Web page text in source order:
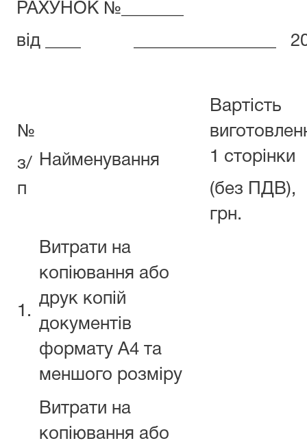
РАХУНОК №_______
від ____ ________________ 20
№
з/
п
Найменування
Вартість
1 сторінки
(без ПДВ),
грн.
1.
Витрати на
копіювання або
друк копій
документів
формату А4 та
меншого розміру
Витрати на
копіювання або